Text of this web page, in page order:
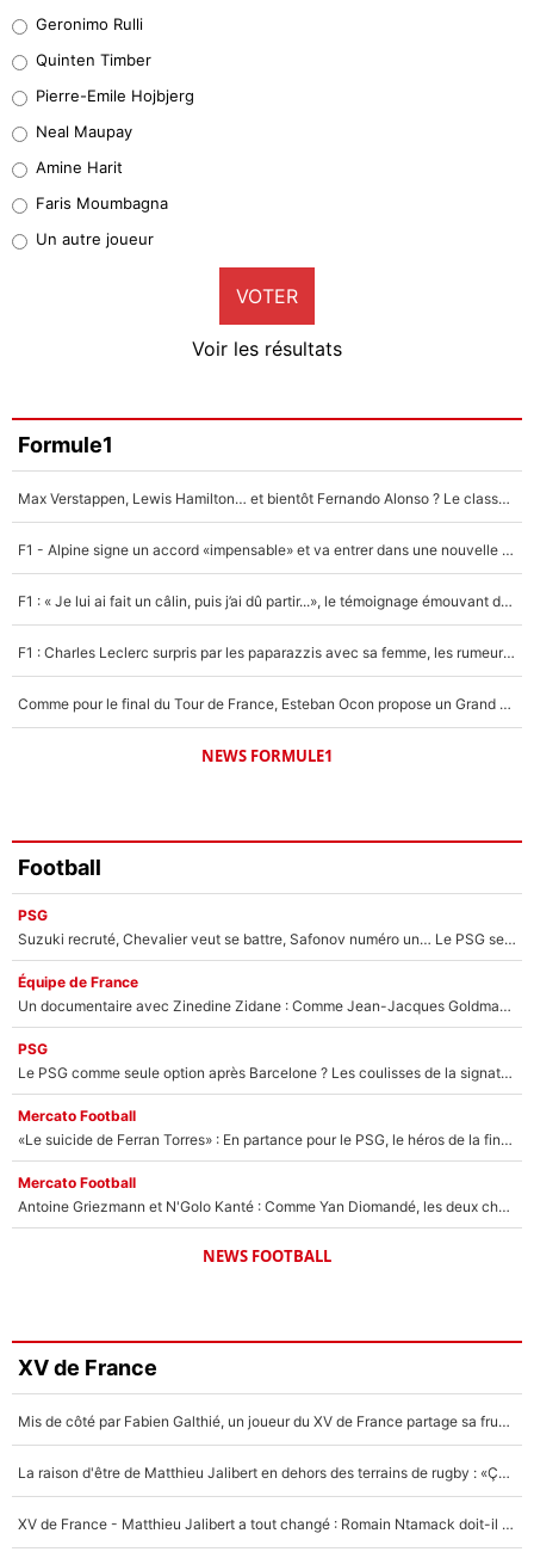
32%
5%
1%
9%
Faris Moumbagna
4%
Un autre joueur
5%
Geronimo Rulli
Quinten Timber
Pierre-Emile Hojbjerg
Neal Maupay
Amine Harit
Faris Moumbagna
Un autre joueur
VOTER
Voir les résultats
Formule1
Max Verstappen, Lewis Hamilton… et bientôt Fernando Alonso ? Le classement des pilotes les mieux payés en Formule 1 risque de changer !
F1 - Alpine signe un accord «impensable» et va entrer dans une nouvelle dimension : Grande nouvelle pour Pierre Gasly !
F1 : « Je lui ai fait un câlin, puis j’ai dû partir...», le témoignage émouvant de Max Verstappen sur sa fille
F1 : Charles Leclerc surpris par les paparazzis avec sa femme, les rumeurs étaient vraies !
Comme pour le final du Tour de France, Esteban Ocon propose un Grand Prix de Formule 1 à Paris : «Autour de l’Arc de Triomphe, ce serait génial» !
NEWS FORMULE1
Football
PSG
Suzuki recruté, Chevalier veut se battre, Safonov numéro un… Le PSG se lance encore dans un gros chantier pour le poste de gardien de but
Équipe de France
Un documentaire avec Zinedine Zidane : Comme Jean-Jacques Goldman et Mylène Farmer, le nouveau sélectionneur de l'équipe de France a recalé une journaliste très connue
PSG
Le PSG comme seule option après Barcelone ? Les coulisses de la signature historique de Lionel Messi sont révélées au grand jour !
Mercato Football
«Le suicide de Ferran Torres» : En partance pour le PSG, le héros de la finale de la Coupe du monde s'attire les foudres de la presse espagnole !
Mercato Football
Antoine Griezmann et N'Golo Kanté : Comme Yan Diomandé, les deux champions du monde ont refusé de signer au PSG !
NEWS FOOTBALL
XV de France
Mis de côté par Fabien Galthié, un joueur du XV de France partage sa frustration : «ils ne me l’ont pas dit tout de suite»
La raison d'être de Matthieu Jalibert en dehors des terrains de rugby : «Ça m'atteint autant que si tu touches à un membre de ma famille»
XV de France - Matthieu Jalibert a tout changé : Romain Ntamack doit-il s’inquiéter pour sa place à un an de la Coupe du monde ?